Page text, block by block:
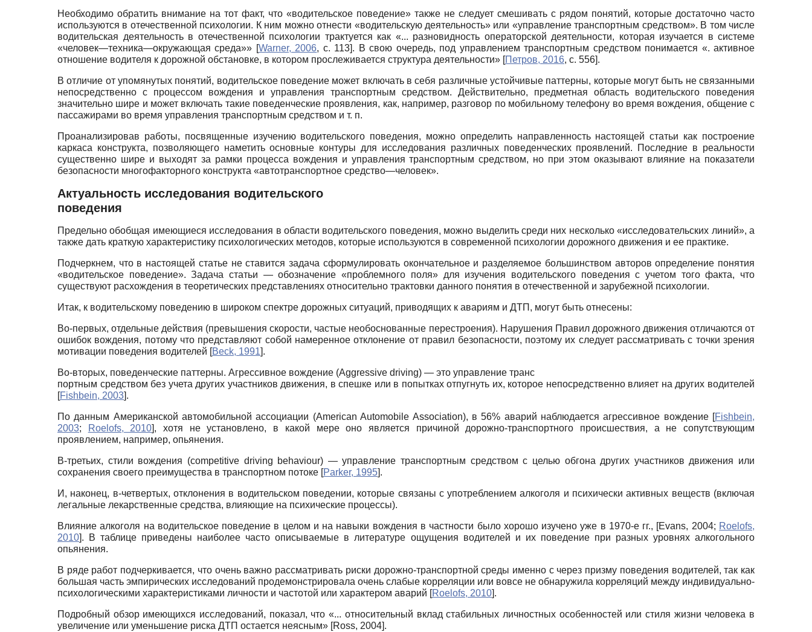
Необходимо обратить внимание на тот факт, что «водительское поведение» также не следует смешивать с рядом понятий, которые достаточно часто
используются в отечественной психологии. К ним можно отнести «водительскую деятельность» или «управление транспортным средством». В том числе
водительская деятельность в отечественной психологии трактуется как «... разновидность операторской деятельности, которая изучается в системе
«человек—техника—окружающая среда»» [Warner, 2006, с. 113]. В свою очередь, под управлением транспортным средством понимается «. активное
отношение водителя к дорожной обстановке, в котором прослеживается структура деятельности» [Петров, 2016, с. 556].
В отличие от упомянутых понятий, водительское поведение может включать в себя различные устойчивые паттерны, которые могут быть не связанными
непосредственно с процессом вождения и управления транспортным средством. Действительно, предметная область водительского поведения
значительно шире и может включать такие поведенческие проявления, как, например, разговор по мобильному телефону во время вождения, общение с
пассажирами во время управления транспортным средством и т. п.
Проанализировав работы, посвященные изучению водительского поведения, можно определить направленность настоящей статьи как построение
каркаса конструкта, позволяющего наметить основные контуры для исследования различных поведенческих проявлений. Последние в реальности
существенно шире и выходят за рамки процесса вождения и управления транспортным средством, но при этом оказывают влияние на показатели
безопасности многофакторного конструкта «автотранспортное средство—человек».
Актуальность исследования водительского
поведения
Предельно обобщая имеющиеся исследования в области водительского поведения, можно выделить среди них несколько «исследовательских линий», а
также дать краткую характеристику психологических методов, которые используются в современной психологии дорожного движения и ее практике.
Подчеркнем, что в настоящей статье не ставится задача сформулировать окончательное и разделяемое большинством авторов определение понятия
«водительское поведение». Задача статьи — обозначение «проблемного поля» для изучения водительского поведения с учетом того факта, что
существуют расхождения в теоретических представлениях относительно трактовки данного понятия в отечественной и зарубежной психологии.
Итак, к водительскому поведению в широком спектре дорожных ситуаций, приводящих к авариям и ДТП, могут быть отнесены:
Во-первых, отдельные действия (превышения скорости, частые необоснованные перестроения). Нарушения Правил дорожного движения отличаются от
ошибок вождения, потому что представляют собой намеренное отклонение от правил безопасности, поэтому их следует рассматривать с точки зрения
мотивации поведения водителей [Beck, 1991].
Во-вторых, поведенческие паттерны. Агрессивное вождение (Aggressive driving) — это управление транс­
портным средством без учета других участников движения, в спешке или в попытках отпугнуть их, которое непосредственно влияет на других водителей
[Fishbein, 2003].
По данным Американской автомобильной ассоциации (American Automobile Association), в 56% аварий наблюдается агрессивное вождение [Fishbein,
2003; Roelofs, 2010], хотя не установлено, в какой мере оно является причиной дорожно-транспортного происшествия, а не сопутствующим
проявлением, например, опьянения.
В-третьих, стили вождения (сompetitive driving behaviour) — управление транспортным средством с целью обгона других участников движения или
сохранения своего преимущества в транспортном потоке [Parker, 1995].
И, наконец, в-четвертых, отклонения в водительском поведении, которые связаны с употреблением алкоголя и психически активных веществ (включая
легальные лекарственные средства, влияющие на психические процессы).
Влияние алкоголя на водительское поведение в целом и на навыки вождения в частности было хорошо изучено уже в 1970-е гг., [Evans, 2004; Roelofs,
2010]. В таблице приведены наиболее часто описываемые в литературе ощущения водителей и их поведение при разных уровнях алкогольного
опьянения.
В ряде работ подчеркивается, что очень важно рассматривать риски дорожно-транспортной среды именно с через призму поведения водителей, так как
большая часть эмпирических исследований продемонстрировала очень слабые корреляции или вовсе не обнаружила корреляций между индивидуально-
психологическими характеристиками личности и частотой или характером аварий [Roelofs, 2010].
Подробный обзор имеющихся исследований, показал, что «... относительный вклад стабильных личностных особенностей или стиля жизни человека в
увеличение или уменьшение риска ДТП остается неясным» [Ross, 2004].